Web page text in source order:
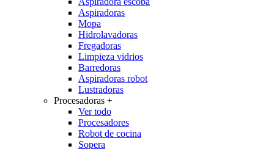
Aspiradoras
Mopa
Hidrolavadoras
Fregadoras
Limpieza vidrios
Barredoras
Aspiradoras robot
Lustradoras
Procesadoras +
Ver todo
Procesadores
Robot de cocina
Sopera